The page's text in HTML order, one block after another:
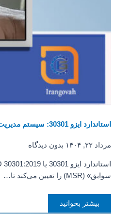
استاندارد ایزو 30301: سیستم مدیریت سوابق (Records)
مرداد ۲۲, ۱۴۰۴ بدون دیدگاه
سوابق» (MSR) را تعیین می‌کند تا…
بیشتر بخوانید